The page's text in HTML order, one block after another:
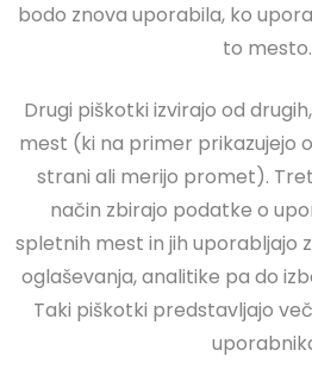
bodo znova uporabila, ko
to mesto.
Drugi piškotki izvirajo od
mest (ki na primer prikazujejo
strani ali merijo promet).
način zbirajo podatke o
spletnih mest in jih uporabljajo
oglaševanja, analitike pa do
Taki piškotki predstavljajo